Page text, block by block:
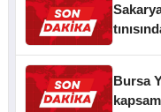
Bursa